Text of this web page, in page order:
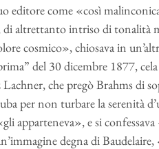
editore come «così
altrettanto intriso di tonalità
cosmico», chiosava in
del 30 dicembre 1877,
che pregò Brahms di
per non turbare la serenità
apparteneva», e si
degna di